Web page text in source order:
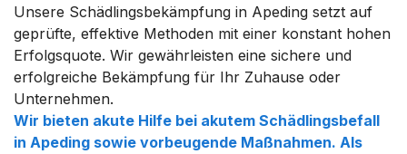
Unsere Schädlingsbekämpfung in Apeding setzt auf
geprüfte, effektive Methoden mit einer konstant hohen
Erfolgsquote. Wir gewährleisten eine sichere und
erfolgreiche Bekämpfung für Ihr Zuhause oder
Unternehmen.
Wir bieten akute Hilfe bei akutem Schädlingsbefall
in Apeding sowie vorbeugende Maßnahmen. Als